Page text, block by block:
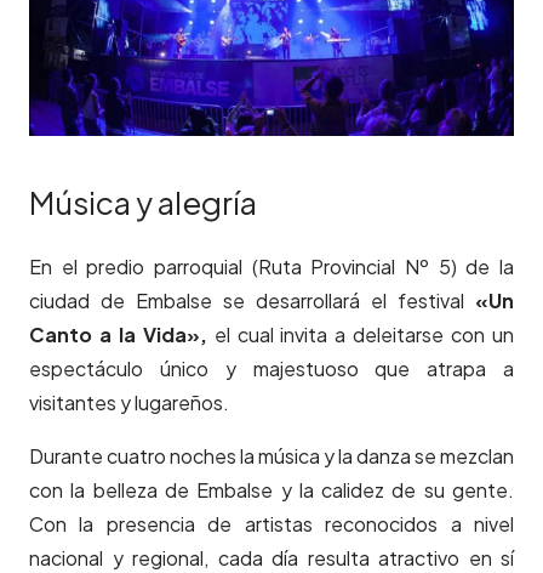
Música y alegría
En el predio parroquial (Ruta Provincial Nº 5) de la
ciudad de Embalse se desarrollará el festival «Un
Canto a la Vida», el cual invita a deleitarse con un
espectáculo único y majestuoso que atrapa a
visitantes y lugareños.
Durante cuatro noches la música y la danza se mezclan
con la belleza de Embalse y la calidez de su gente.
Con la presencia de artistas reconocidos a nivel
nacional y regional, cada día resulta atractivo en sí